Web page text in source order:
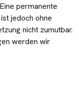
permanente
jedoch ohne
nicht zumutbar.
werden wir